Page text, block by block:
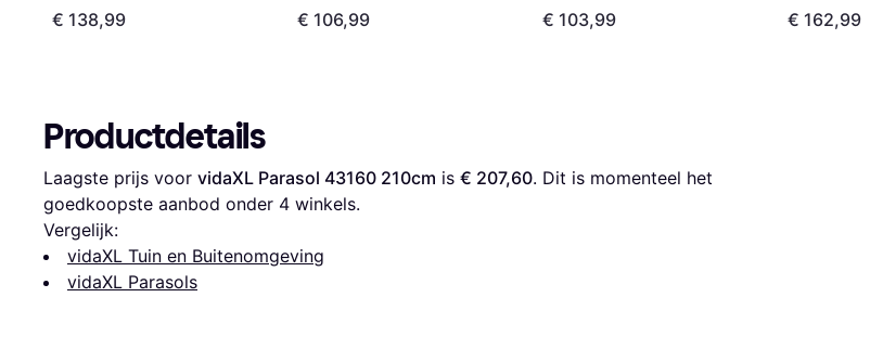
€ 138,99
€ 106,99
€ 103,99 € 162,99
Productdetails
Laagste prijs voor vidaXL Parasol 43160 210cm is € 207,60. Dit is momenteel het
goedkoopste aanbod onder 4 winkels.
Vergelijk:
vidaXL Tuin en Buitenomgeving
vidaXL Parasols